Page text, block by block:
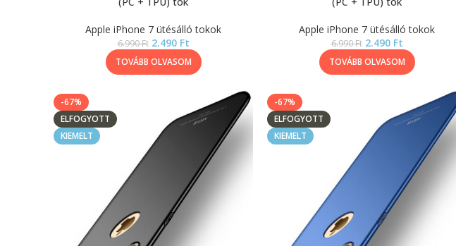
Apple iPhone 7 ütésálló tokok
6.990Ft 2.490 Ft
TOVÁBB OLVASOM
Apple iPhone 7 ütésálló tokok
6.990Ft 2.490 Ft
TOVÁBB OLVASOM
-67%
ELFOGYOTT
KIEMELT
-67%
ELFOGYOTT
KIEMELT